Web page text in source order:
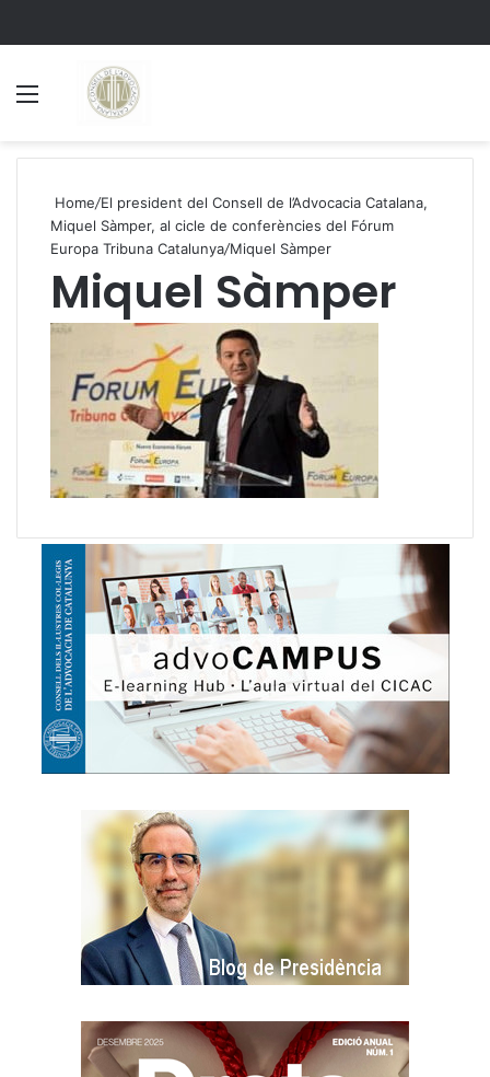
Home/El president del Consell de l’Advocacia Catalana,
Miquel Sàmper, al cicle de conferències del Fórum
Europa Tribuna Catalunya/Miquel Sàmper
Miquel Sàmper